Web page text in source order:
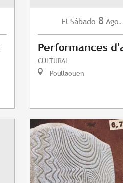
El Sábado 8 Ago.
Performances
CULTURAL
Poullaouen